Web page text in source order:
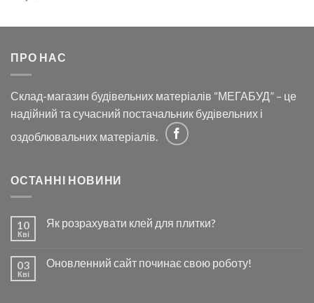
ПРО НАС
Склад-магазин будівельних матеріалів “МЕГАБУД” – це
надійний та сучасний постачальник будівельних і
оздоблювальних матеріалів.
ОСТАННІ НОВИНИ
10
Кві
Як розрахувати клей для плитки?
03
Кві
Оновленний сайт починає свою роботу!